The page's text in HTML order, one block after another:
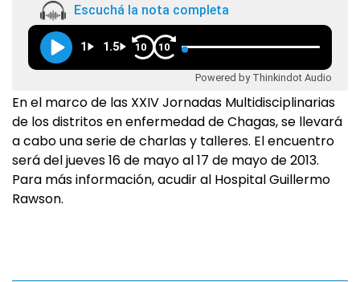
Escuchá la nota completa
1 1.5 10 10
Powered by Thinkindot Audio
En el marco de las XXIV Jornadas Multidisciplinarias
de los distritos en enfermedad de Chagas, se llevará
a cabo una serie de charlas y talleres. El encuentro
será del jueves 16 de mayo al 17 de mayo de 2013.
Para más información, acudir al Hospital Guillermo
Rawson.